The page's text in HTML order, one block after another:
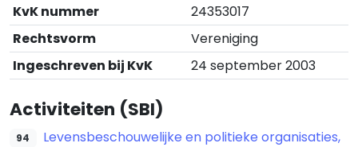
KvK nummer
24353017
Rechtsvorm
Vereniging
Ingeschreven bij KvK
24 september 2003
Activiteiten (SBI)
94
Levensbeschouwelijke en politieke organisaties,